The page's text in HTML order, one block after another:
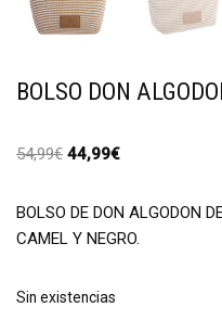
BOLSO DON
54,99€ 44,99€
BOLSO DE DON ALGODON
CAMEL Y NEGRO.
Sin existencias